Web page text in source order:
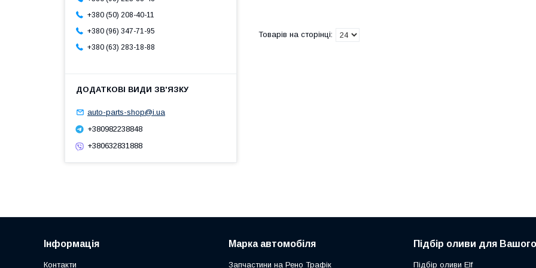
+380 (50) 208-40-11
+380 (96) 347-71-95
+380 (63) 283-18-88
auto-parts-shop@i.ua
+380982238848
+380632831888
Інформація
Контакти
Марка автомобіля
Запчастини на Рено Трафік
Підбір оливи для
Підбір оливи Elf